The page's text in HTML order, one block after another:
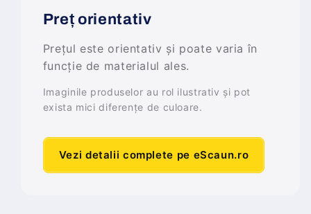
Preț orientativ
Prețul este orientativ și poate varia în
funcție de materialul ales.
Imaginile produselor au rol ilustrativ și pot
exista mici diferențe de culoare.
Vezi detalii complete pe eScaun.ro